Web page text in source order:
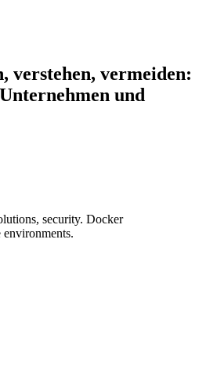
verstehen, vermeiden:
und
security. Docker